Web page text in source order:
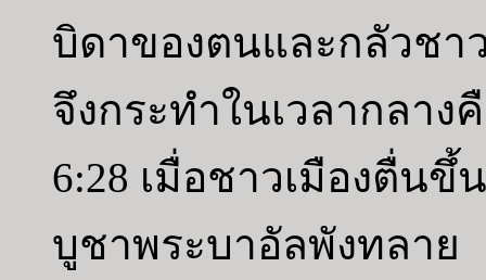
บิดาของตนและกลัวช
จึงกระทำในเวลากลาง
6:28 เมื่อชาวเมืองตื่น
บูชาพระบาอัลพังทลาย